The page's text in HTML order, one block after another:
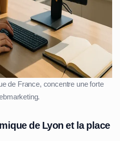
de France, concentre une forte
de Lyon et la place